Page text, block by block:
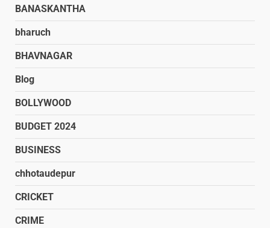
BANASKANTHA
bharuch
BHAVNAGAR
Blog
BOLLYWOOD
BUDGET 2024
BUSINESS
chhotaudepur
CRICKET
CRIME